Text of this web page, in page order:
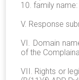
10. family
V. Response
VI. Domain
of the
VII. Rights or